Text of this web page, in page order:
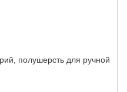
полушерсть для ручной